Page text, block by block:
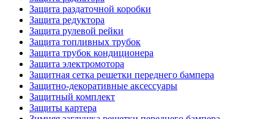
Защита раздаточной коробки
Защита редуктора
Защита рулевой рейки
Защита топливных трубок
Защита трубок кондиционера
Защита электромотора
Защитная сетка решетки переднего бампера
Защитно-декоративные аксессуары
Защитный комплект
Защиты картера